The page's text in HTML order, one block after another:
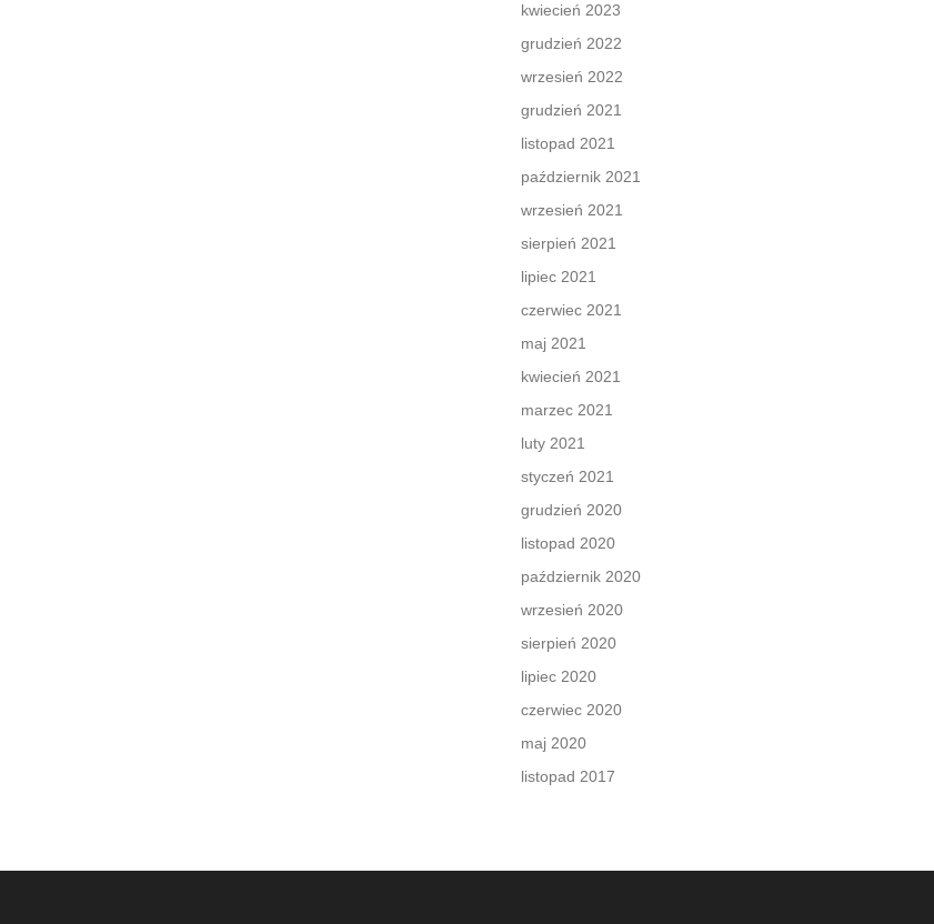
kwiecień 2023
grudzień 2022
wrzesień 2022
grudzień 2021
listopad 2021
październik 2021
wrzesień 2021
sierpień 2021
lipiec 2021
czerwiec 2021
maj 2021
kwiecień 2021
marzec 2021
luty 2021
styczeń 2021
grudzień 2020
listopad 2020
październik 2020
wrzesień 2020
sierpień 2020
lipiec 2020
czerwiec 2020
maj 2020
listopad 2017